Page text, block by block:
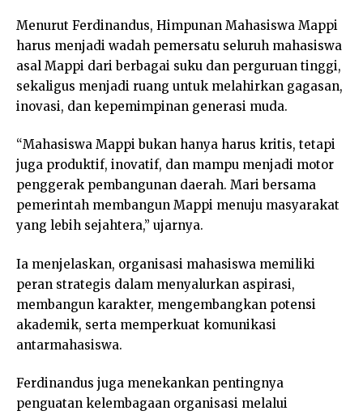
Menurut Ferdinandus, Himpunan Mahasiswa Mappi
harus menjadi wadah pemersatu seluruh mahasiswa
asal Mappi dari berbagai suku dan perguruan tinggi,
sekaligus menjadi ruang untuk melahirkan gagasan,
inovasi, dan kepemimpinan generasi muda.
“Mahasiswa Mappi bukan hanya harus kritis, tetapi
juga produktif, inovatif, dan mampu menjadi motor
penggerak pembangunan daerah. Mari bersama
pemerintah membangun Mappi menuju masyarakat
yang lebih sejahtera,” ujarnya.
Ia menjelaskan, organisasi mahasiswa memiliki
peran strategis dalam menyalurkan aspirasi,
membangun karakter, mengembangkan potensi
akademik, serta memperkuat komunikasi
antarmahasiswa.
Ferdinandus juga menekankan pentingnya
penguatan kelembagaan organisasi melalui